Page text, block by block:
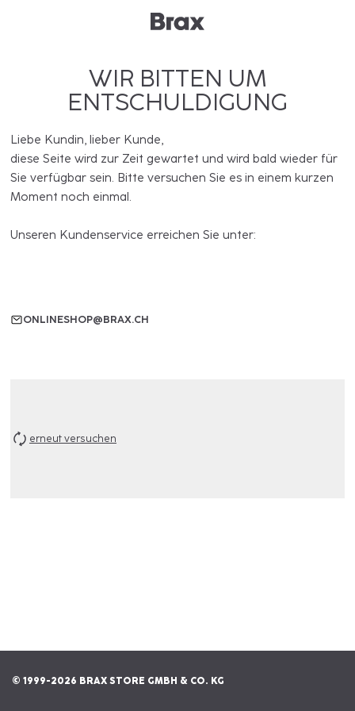
WIR BITTEN UM
ENTSCHULDIGUNG
Liebe Kundin, lieber Kunde,
diese Seite wird zur Zeit gewartet und wird bald wieder für
Sie verfügbar sein. Bitte versuchen Sie es in einem kurzen
Moment noch einmal.
Unseren Kundenservice erreichen Sie unter:
ONLINESHOP@BRAX.CH
erneut versuchen
© 1999-2026 BRAX STORE GMBH & CO. KG